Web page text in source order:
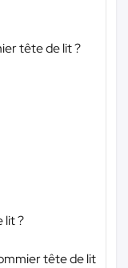
tête de lit ?
lit ?
tête de lit